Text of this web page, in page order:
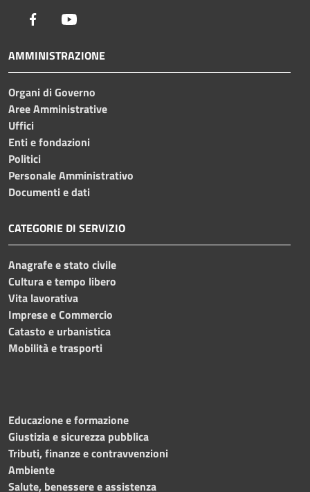
Facebook
AMMINISTRAZIONE
Organi di Governo
Aree Amministrative
Uffici
Enti e fondazioni
Politici
Personale Amministrativo
Documenti e dati
CATEGORIE DI SERVIZIO
Anagrafe e stato civile
Cultura e tempo libero
Vita lavorativa
Imprese e Commercio
Catasto e urbanistica
Mobilità e trasporti
Educazione e formazione
Giustizia e sicurezza pubblica
Tributi, finanze e contravvenzioni
Ambiente
Salute, benessere e assistenza